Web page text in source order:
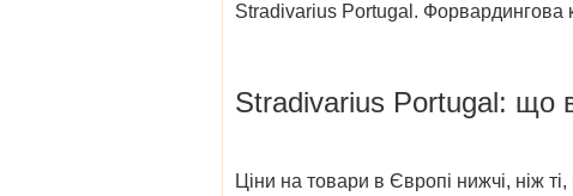
Stradivarius Portugal . Форвардингова
Stradivarius Portugal: що
Ціни на товари в Європі нижчі, ніж